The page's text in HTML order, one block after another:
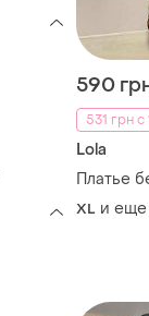
590
531 грн с
Lola
Платье
XL и еще